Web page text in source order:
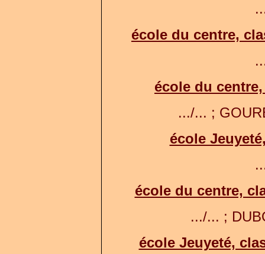
école du centre,
école du
.../... ;
école
école du centre,
.../... ;
école Jeuyeté,